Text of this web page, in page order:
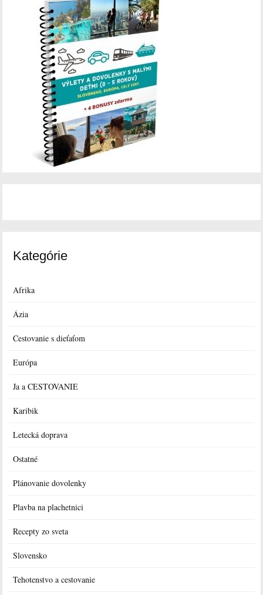
Kategórie
Afrika
Ázia
Cestovanie s dieťaťom
Európa
Ja a CESTOVANIE
Karibik
Letecká doprava
Ostatné
Plánovanie dovolenky
Plavba na plachetnici
Recepty zo sveta
Slovensko
Tehotenstvo a cestovanie